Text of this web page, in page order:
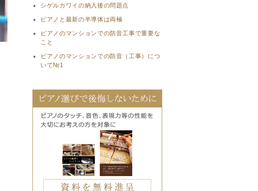
シゲルカワイの納入後の問題点
ピアノと最新の半導体は両極
ピアノのマンションでの防音工事で重要な
こと
ピアノのマンションでの防音（工事）につ
いて№1